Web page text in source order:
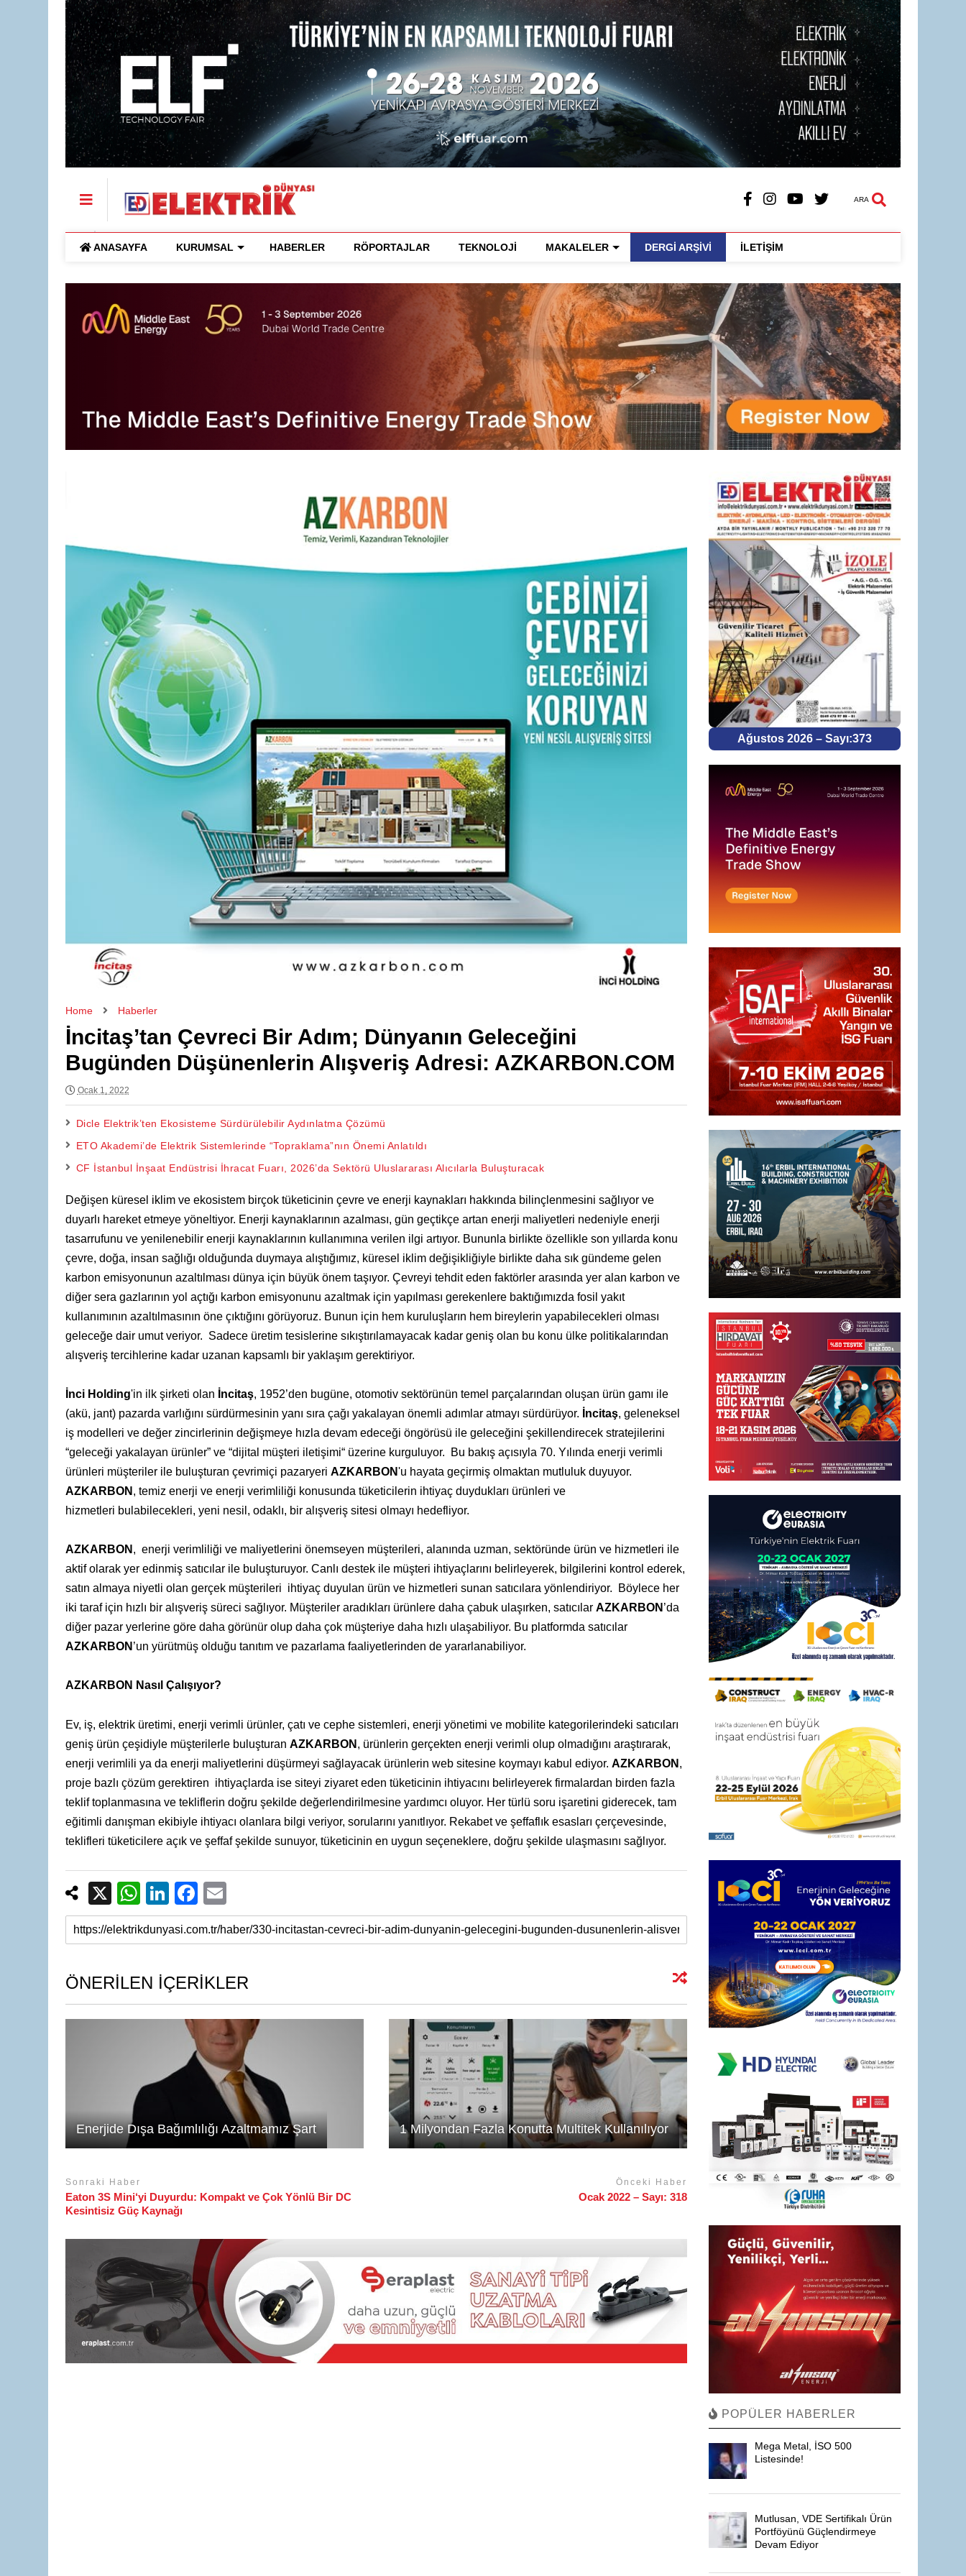
ARA
ANASAYFA KURUMSAL HABERLER RÖPORTAJLAR TEKNOLOJİ MAKALELER DERGİ ARŞİVİ İLETİŞİM
Home Haberler
İncitaş’tan Çevreci Bir Adım; Dünyanın Geleceğini
Bugünden Düşünenlerin Alışveriş Adresi: AZKARBON.COM
Ocak 1, 2022
Dicle Elektrik’ten Ekosisteme Sürdürülebilir Aydınlatma Çözümü
ETO Akademi’de Elektrik Sistemlerinde “Topraklama”nın Önemi Anlatıldı
CF İstanbul İnşaat Endüstrisi İhracat Fuarı, 2026’da Sektörü Uluslararası Alıcılarla Buluşturacak
Değişen küresel iklim ve ekosistem birçok tüketicinin çevre ve enerji kaynakları hakkında bilinçlenmesini sağlıyor ve
duyarlı hareket etmeye yöneltiyor. Enerji kaynaklarının azalması, gün geçtikçe artan enerji maliyetleri nedeniyle enerji
tasarrufunu ve yenilenebilir enerji kaynaklarının kullanımına verilen ilgi artıyor. Bununla birlikte özellikle son yıllarda konu
çevre, doğa, insan sağlığı olduğunda duymaya alıştığımız, küresel iklim değişikliğiyle birlikte daha sık gündeme gelen
karbon emisyonunun azaltılması dünya için büyük önem taşıyor. Çevreyi tehdit eden faktörler arasında yer alan karbon ve
diğer sera gazlarının yol açtığı karbon emisyonunu azaltmak için yapılması gerekenlere baktığımızda fosil yakıt
kullanımının azaltılmasının öne çıktığını görüyoruz. Bunun için hem kuruluşların hem bireylerin yapabilecekleri olması
geleceğe dair umut veriyor. Sadece üretim tesislerine sıkıştırılamayacak kadar geniş olan bu konu ülke politikalarından
alışveriş tercihlerine kadar uzanan kapsamlı bir yaklaşım gerektiriyor.
İnci Holding'in ilk şirketi olan İncitaş, 1952’den bugüne, otomotiv sektörünün temel parçalarından oluşan ürün gamı ile
(akü, jant) pazarda varlığını sürdürmesinin yanı sıra çağı yakalayan önemli adımlar atmayı sürdürüyor. İncitaş, geleneksel
iş modelleri ve değer zincirlerinin değişmeye hızla devam edeceği öngörüsü ile geleceğini şekillendirecek stratejilerini
“geleceği yakalayan ürünler” ve “dijital müşteri iletişimi“ üzerine kurguluyor. Bu bakış açısıyla 70. Yılında enerji verimli
ürünleri müşteriler ile buluşturan çevrimiçi pazaryeri AZKARBON'u hayata geçirmiş olmaktan mutluluk duyuyor.
AZKARBON , temiz enerji ve enerji verimliliği konusunda tüketicilerin ihtiyaç duydukları ürünleri ve
hizmetleri bulabilecekleri, yeni nesil, odaklı, bir alışveriş sitesi olmayı hedefliyor.
AZKARBON , enerji verimliliği ve maliyetlerini önemseyen müşterileri, alanında uzman, sektöründe ürün ve hizmetleri ile
aktif olarak yer edinmiş satıcılar ile buluşturuyor. Canlı destek ile müşteri ihtiyaçlarını belirleyerek, bilgilerini kontrol ederek,
satın almaya niyetli olan gerçek müşterileri ihtiyaç duyulan ürün ve hizmetleri sunan satıcılara yönlendiriyor. Böylece her
iki taraf için hızlı bir alışveriş süreci sağlıyor. Müşteriler aradıkları ürünlere daha çabuk ulaşırken, satıcılar AZKARBON ’da
diğer pazar yerlerine göre daha görünür olup daha çok müşteriye daha hızlı ulaşabiliyor. Bu platformda satıcılar
AZKARBON ’un yürütmüş olduğu tanıtım ve pazarlama faaliyetlerinden de yararlanabiliyor.
AZKARBON Nasıl Çalışıyor?
Ev, iş, elektrik üretimi, enerji verimli ürünler, çatı ve cephe sistemleri, enerji yönetimi ve mobilite kategorilerindeki satıcıları
geniş ürün çeşidiyle müşterilerle buluşturan AZKARBON , ürünlerin gerçekten enerji verimli olup olmadığını araştırarak,
enerji verimlili ya da enerji maliyetlerini düşürmeyi sağlayacak ürünlerin web sitesine koymayı kabul ediyor. AZKARBON ,
proje bazlı çözüm gerektiren ihtiyaçlarda ise siteyi ziyaret eden tüketicinin ihtiyacını belirleyerek firmalardan birden fazla
teklif toplanmasına ve tekliflerin doğru şekilde değerlendirilmesine yardımcı oluyor. Her türlü soru işaretini giderecek, tam
eğitimli danışman ekibiyle ihtiyacı olanlara bilgi veriyor, sorularını yanıtlıyor. Rekabet ve şeffaflık esasları çerçevesinde,
teklifleri tüketicilere açık ve şeffaf şekilde sunuyor, tüketicinin en uygun seçeneklere, doğru şekilde ulaşmasını sağlıyor.
X
W
h
at
A
p
Li
n
k
dI
n
F
a
c
b
o
k
m
ail
ÖNERİLEN İÇERİKLER
Enerjide Dışa Bağımlılığı Azaltmamız Şart 1 Milyondan Fazla Konutta Multitek Kullanılıyor
Sonraki Haber
Eaton 3S Mini‘yi Duyurdu: Kompakt ve Çok Yönlü Bir DC
Kesintisiz Güç Kaynağı
Önceki Haber
Ocak 2022 – Sayı: 318
Ağustos 2026 – Sayı:373
POPÜLER HABERLER
Mega Metal, İSO 500
Listesinde!
Mutlusan, VDE Sertifikalı Ürün
Portföyünü Güçlendirmeye
Devam Ediyor